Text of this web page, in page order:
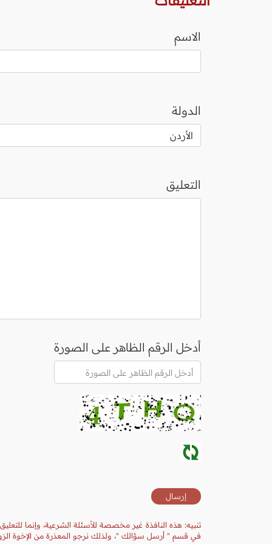
الاسم
الدولة
التعليق
أدخل الرقم الظاهر على الصورة
تنبيه: هذه النافذة غير مخصصة للأسئلة الشرعية، وإنما
في قسم " أرسل سؤالك "، ولذلك نرجو المعذرة من الإخوة